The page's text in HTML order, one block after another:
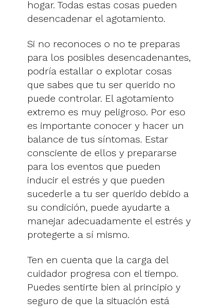
hogar. Todas estas cosas pueden
desencadenar el agotamiento.
Si no reconoces o no te preparas
para los posibles desencadenantes,
podría estallar o explotar cosas
que sabes que tu ser querido no
puede controlar. El agotamiento
extremo es muy peligroso. Por eso
es importante conocer y hacer un
balance de tus síntomas. Estar
consciente de ellos y prepararse
para los eventos que pueden
inducir el estrés y que pueden
sucederle a tu ser querido debido a
su condición, puede ayudarte a
manejar adecuadamente el estrés y
protegerte a sí mismo.
Ten en cuenta que la carga del
cuidador progresa con el tiempo.
Puedes sentirte bien al principio y
seguro de que la situación está